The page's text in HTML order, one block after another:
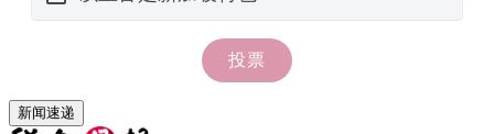
新闻速递